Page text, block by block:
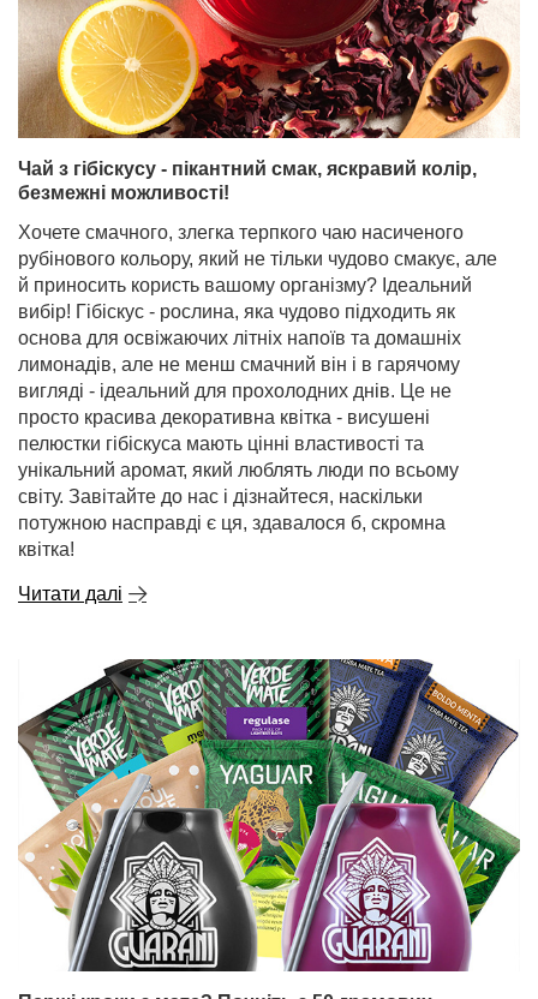
Чай з гібіскусу - пікантний смак, яскравий колір,
безмежні можливості!
Хочете смачного, злегка терпкого чаю насиченого
рубінового кольору, який не тільки чудово смакує, але
й приносить користь вашому організму? Ідеальний
вибір! Гібіскус - рослина, яка чудово підходить як
основа для освіжаючих літніх напоїв та домашніх
лимонадів, але не менш смачний він і в гарячому
вигляді - ідеальний для прохолодних днів. Це не
просто красива декоративна квітка - висушені
пелюстки гібіскуса мають цінні властивості та
унікальний аромат, який люблять люди по всьому
світу. Завітайте до нас і дізнайтеся, наскільки
потужною насправді є ця, здавалося б, скромна
квітка!
Читати далі